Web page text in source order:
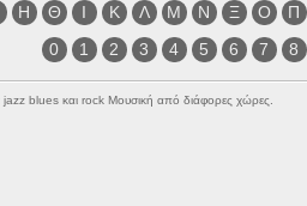
Η Θ Ι Κ Λ Μ Ν Ξ Ο
Π
0
1 2 3 4 5 6 7 8
jazz blues και rock Μουσική από διάφορες χώρες.